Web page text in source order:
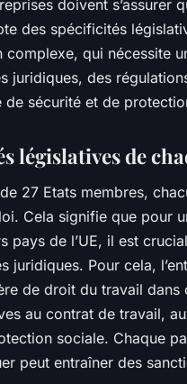
doivent s’assurer
des spécificités
complexe, qui nécessite
juridiques, des
sécurité et de
législatives de
27 Etats membres,
Cela signifie que pour
pays de l’UE, il est
juridiques. Pour cela,
de droit du travail dans
au contrat de travail,
sociale. Chaque
peut entraîner des